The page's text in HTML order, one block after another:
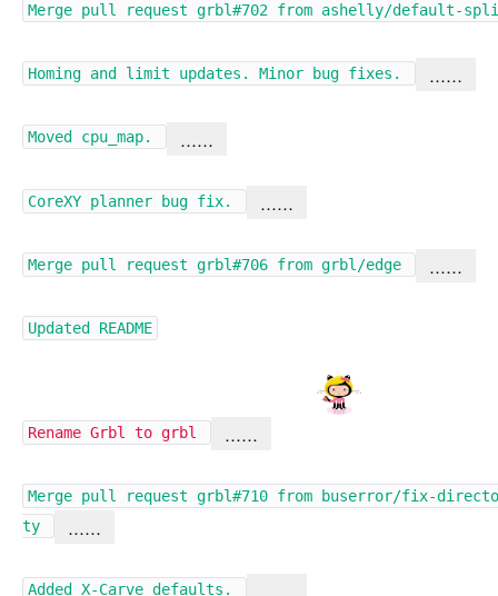
Merge pull request grbl#702 from ashelly/default-
Homing and limit updates. Minor bug fixes. ……
Moved cpu_map. ……
CoreXY planner bug fix. ……
Merge pull request grbl#706 from grbl/edge ……
Updated README
Rename Grbl to grbl ……
Merge pull request grbl#710 from buserror/fix-
ty
……
Added X-Carve defaults.